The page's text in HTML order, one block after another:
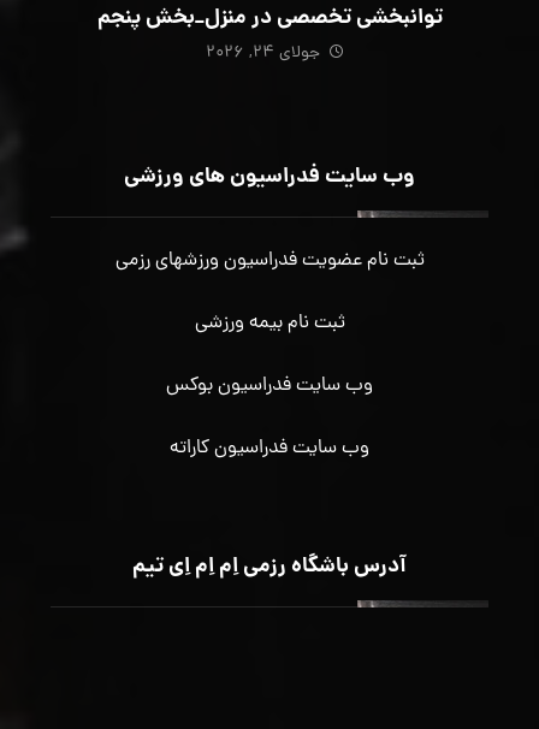
توانبخشی تخصصی در منزل_بخش پنجم
جولای ۲۴, ۲۰۲۶
وب سایت فدراسیون های ورزشی
ثبت نام عضویت فدراسیون ورزشهای رزمی
ثبت نام بیمه ورزشی
وب سایت فدراسیون بوکس
وب سایت فدراسیون کاراته
آدرس باشگاه رزمی اِم اِم اِی تیم